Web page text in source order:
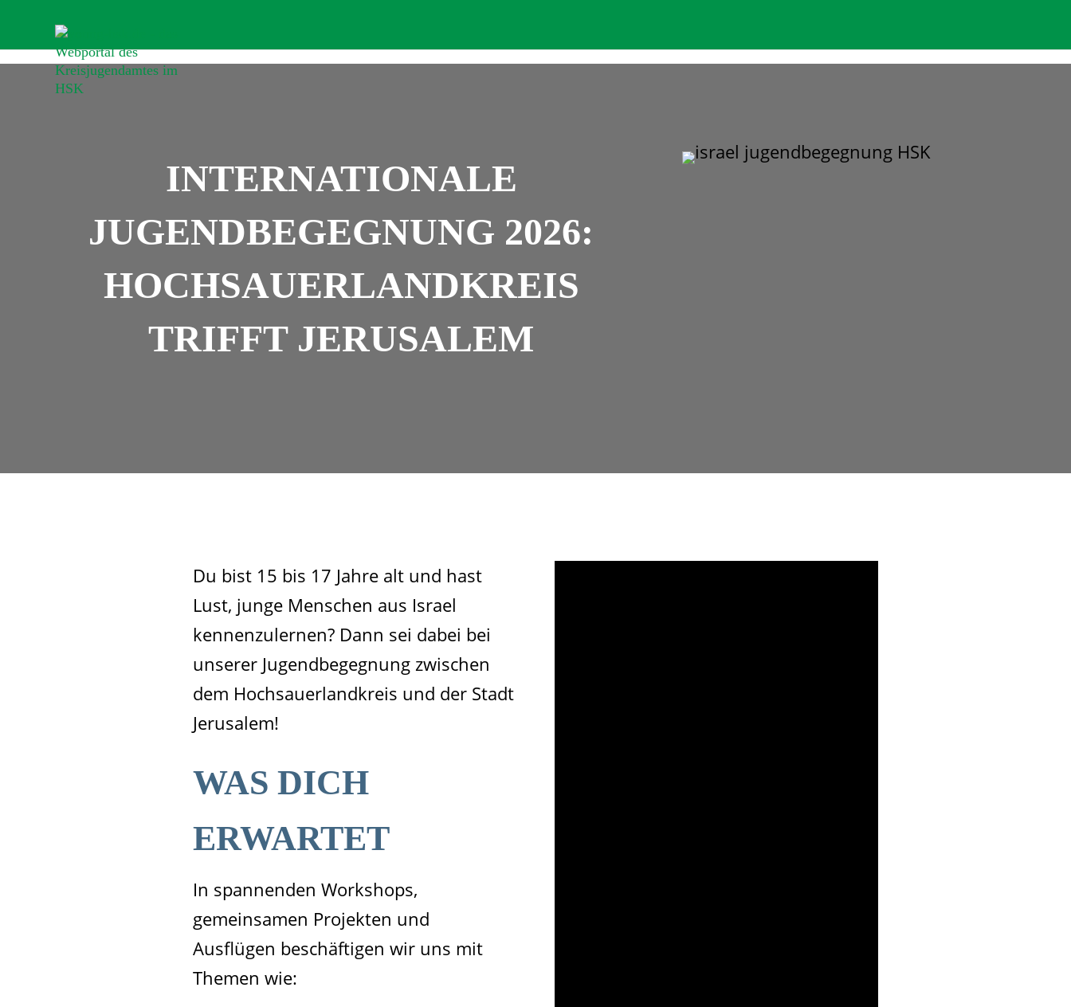
INTERNATIONALE
JUGENDBEGEGNUNG 2026:
HOCHSAUERLANDKREIS
TRIFFT JERUSALEM
Du bist 15 bis 17 Jahre alt und hast
Lust, junge Menschen aus Israel
kennenzulernen? Dann sei dabei bei
unserer Jugendbegegnung zwischen
dem Hochsauerlandkreis und der Stadt
Jerusalem!
WAS DICH
ERWARTET
In spannenden Workshops,
gemeinsamen Projekten und
Ausflügen beschäftigen wir uns mit
Themen wie: